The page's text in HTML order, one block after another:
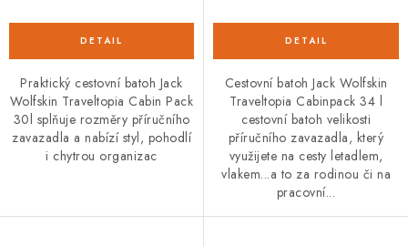
Praktický cestovní batoh Jack
Wolfskin Traveltopia Cabin Pack
30l splňuje rozměry příručního
zavazadla a nabízí styl, pohodlí
i chytrou organizac
Cestovní batoh Jack Wolfskin
Traveltopia Cabinpack 34 l
cestovní batoh velikosti
příručního zavazadla, který
využijete na cesty letadlem,
vlakem...a to za rodinou či na
pracovní...